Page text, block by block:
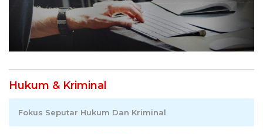
Hukum & Kriminal
Fokus Seputar Hukum Dan Kriminal